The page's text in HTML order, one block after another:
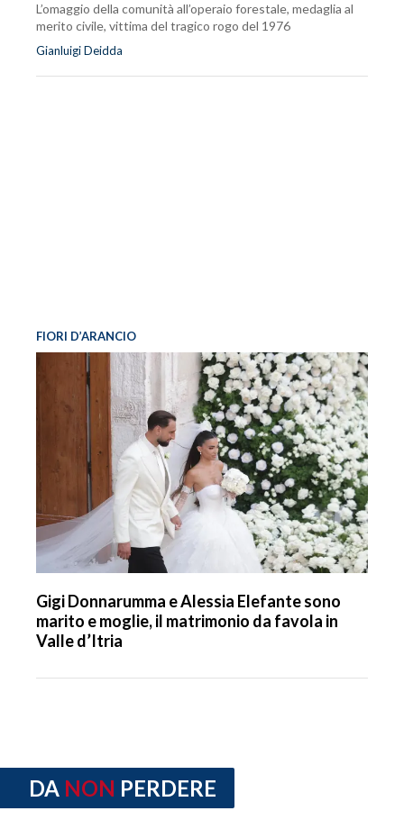
L’omaggio della comunità all’operaio forestale, medaglia al
merito civile, vittima del tragico rogo del 1976
Gianluigi Deidda
FIORI D’ARANCIO
Gigi Donnarumma e Alessia Elefante sono
marito e moglie, il matrimonio da favola in
Valle d’Itria
DA NON PERDERE